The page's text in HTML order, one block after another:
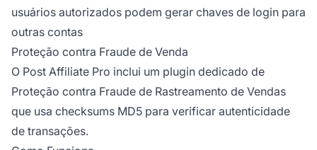
usuários autorizados podem gerar chaves de login para
outras contas
Proteção contra Fraude de Venda
O Post Affiliate Pro inclui um plugin dedicado de
Proteção contra Fraude de Rastreamento de Vendas
que usa checksums MD5 para verificar autenticidade
de transações.